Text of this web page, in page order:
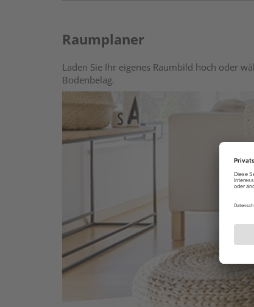
Raumplaner
Laden Sie Ihr eigenes Raumbild hoch oder
Bodenbelag.